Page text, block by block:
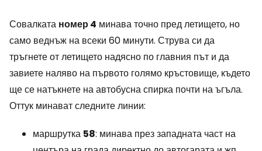
Совалката номер 4 минава точно пред летището, но
само веднъж на всеки 60 минути. Струва си да
тръгнете от летището надясно по главния път и да
завиете наляво на първото голямо кръстовище, където
ще се натъкнете на автобусна спирка почти на ъгъла.
Оттук минават следните линии:
маршрутка 58: минава през западната част на